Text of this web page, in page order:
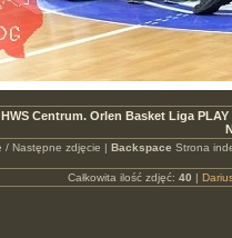
HWS Centrum. Orlen Basket Liga
Następne zdjęcie | Backspace Strona
Całkowita ilość zdjęć: 40 |